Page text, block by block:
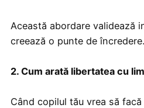
Această abordare validează
creează o punte de încredere.
2. Cum arată libertatea cu
Când copilul tău vrea să